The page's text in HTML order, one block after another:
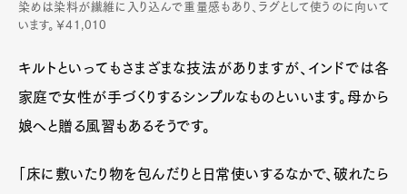
染めは染料が繊維に入り込んで重量感もあり、ラグとして使うのに向いて
います。￥41,010
キルトといってもさまざまな技法がありますが、インドでは各
家庭で女性が手づくりするシンプルなものといいます。母から
娘へと贈る風習もあるそうです。
「床に敷いたり物を包んだりと日常使いするなかで、破れたら